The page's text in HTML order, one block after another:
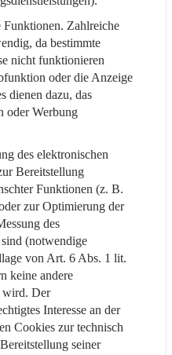
Funktionen. Zahlreiche
da bestimmte
nicht funktionieren
oder die Anzeige
dienen dazu, das
oder Werbung
des elektronischen
Bereitstellung
Funktionen (z. B.
zur Optimierung der
des
(notwendige
von Art. 6 Abs. 1 lit.
keine andere
wird. Der
Interesse an der
Cookies zur technisch
seiner